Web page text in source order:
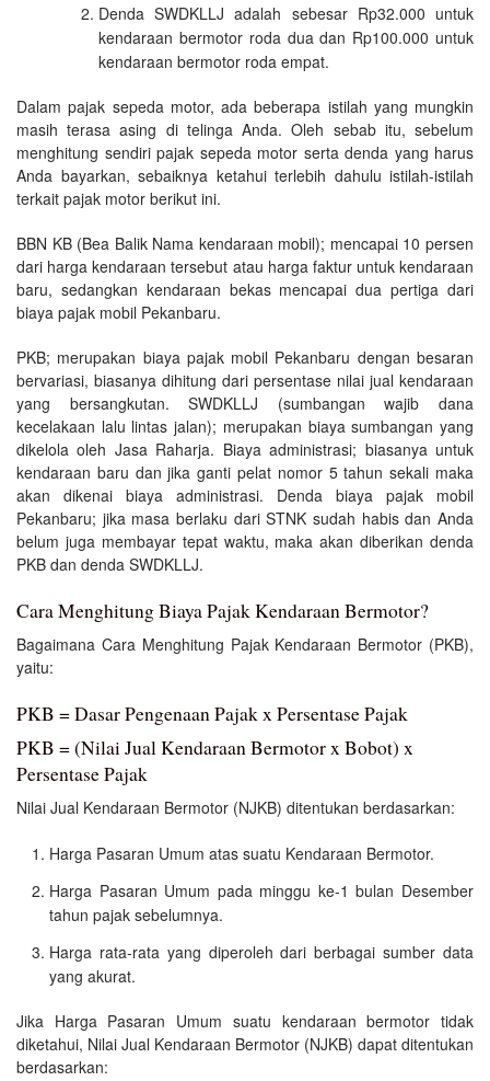
Denda SWDKLLJ adalah sebesar Rp32.000 untuk
kendaraan bermotor roda dua dan Rp100.000 untuk
kendaraan bermotor roda empat.
Dalam pajak sepeda motor, ada beberapa istilah yang mungkin
masih terasa asing di telinga Anda. Oleh sebab itu, sebelum
menghitung sendiri pajak sepeda motor serta denda yang harus
Anda bayarkan, sebaiknya ketahui terlebih dahulu istilah-istilah
terkait pajak motor berikut ini.
BBN KB (Bea Balik Nama kendaraan mobil); mencapai 10 persen
dari harga kendaraan tersebut atau harga faktur untuk kendaraan
baru, sedangkan kendaraan bekas mencapai dua pertiga dari
biaya pajak mobil Pekanbaru.
PKB; merupakan biaya pajak mobil Pekanbaru dengan besaran
bervariasi, biasanya dihitung dari persentase nilai jual kendaraan
yang bersangkutan. SWDKLLJ (sumbangan wajib dana
kecelakaan lalu lintas jalan); merupakan biaya sumbangan yang
dikelola oleh Jasa Raharja. Biaya administrasi; biasanya untuk
kendaraan baru dan jika ganti pelat nomor 5 tahun sekali maka
akan dikenai biaya administrasi. Denda biaya pajak mobil
Pekanbaru; jika masa berlaku dari STNK sudah habis dan Anda
belum juga membayar tepat waktu, maka akan diberikan denda
PKB dan denda SWDKLLJ.
Cara Menghitung Biaya Pajak Kendaraan Bermotor?
Bagaimana Cara Menghitung Pajak Kendaraan Bermotor (PKB),
yaitu:
PKB = Dasar Pengenaan Pajak x Persentase Pajak
PKB = (Nilai Jual Kendaraan Bermotor x Bobot) x
Persentase Pajak
Nilai Jual Kendaraan Bermotor (NJKB) ditentukan berdasarkan:
Harga Pasaran Umum atas suatu Kendaraan Bermotor.
Harga Pasaran Umum pada minggu ke-1 bulan Desember
tahun pajak sebelumnya.
Harga rata-rata yang diperoleh dari berbagai sumber data
yang akurat.
Jika Harga Pasaran Umum suatu kendaraan bermotor tidak
diketahui, Nilai Jual Kendaraan Bermotor (NJKB) dapat ditentukan
berdasarkan: